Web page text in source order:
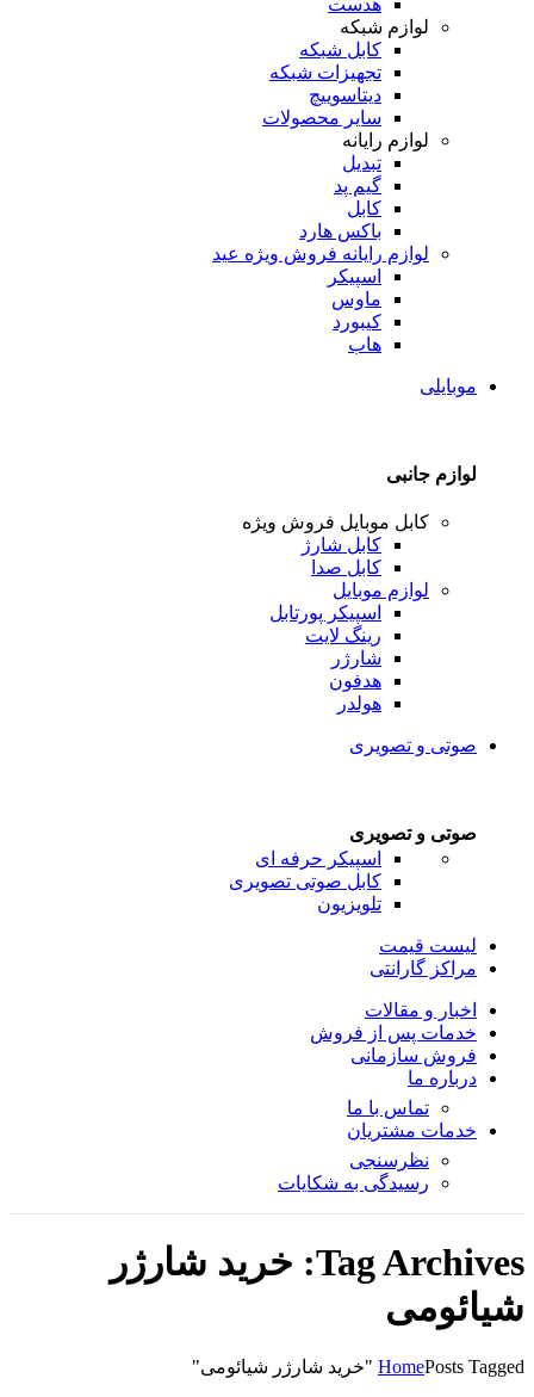
لوازم شبکه
کابل شبکه
تجهیزات شبکه
دیتاسوییچ
سایر محصولات
لوازم رایانه
تبدیل
گیم پد
کابل
باکس هارد
لوازم رایانه فروش ویژه عید
اسپیکر
ماوس
کیبورد
هاب
موبایلی
لوازم جانبی
کابل موبایل فروش ویژه
کابل شارژ
کابل صدا
لوازم موبایل
اسپیکر پورتابل
رینگ لایت
شارژر
هدفون
هولدر
صوتی و تصویری
صوتی و تصویری
اسپیکر حرفه ای
کابل صوتی تصویری
تلویزیون
لیست قیمت
مراکز گارانتی
اخبار و مقالات
خدمات پس از فروش
فروش سازمانی
درباره ما
تماس با ما
خدمات مشتریان
نظرسنجی
رسیدگی به شکایات
Tag Archives: خرید شارژر
شیائومی
HomePosts Tagged "خرید شارژر شیائومی"